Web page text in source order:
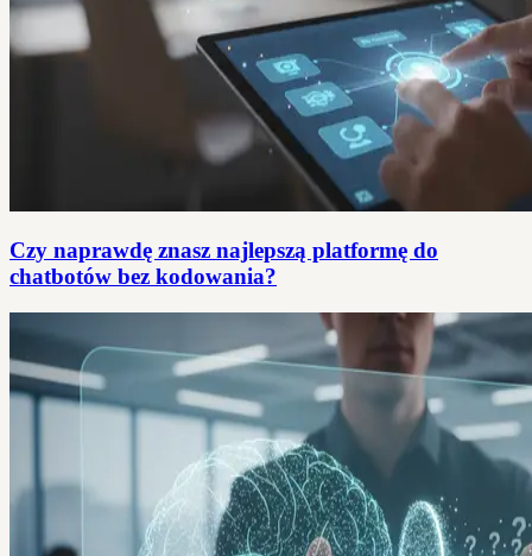
Czy naprawdę znasz najlepszą platformę do
chatbotów bez kodowania?